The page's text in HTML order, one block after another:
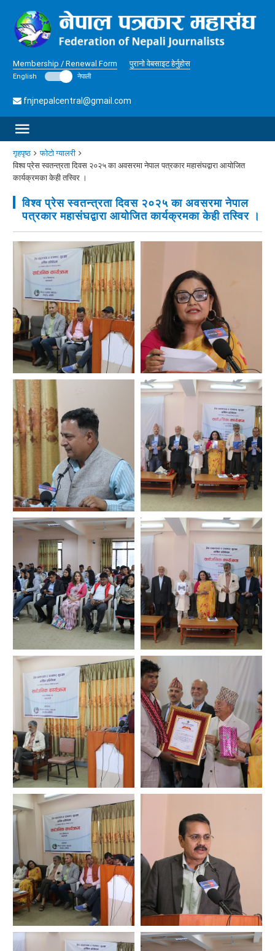
Membership / Renewal Form पुरानो वेबसाइट हेर्नुहोस
English नेपाली
fnjnepalcentral@gmail.com
गृहपृष्ठ
फोटो ग्यालरी
विश्व प्रेस स्वतन्त्रता दिवस २०२५ का अवसरमा नेपाल पत्रकार महासंघद्वारा आयोजित
कार्यक्रमका केही तस्विर ।
विश्व प्रेस स्वतन्त्रता दिवस २०२५ का अवसरमा नेपाल
पत्रकार महासंघद्वारा आयोजित कार्यक्रमका केही तस्विर ।